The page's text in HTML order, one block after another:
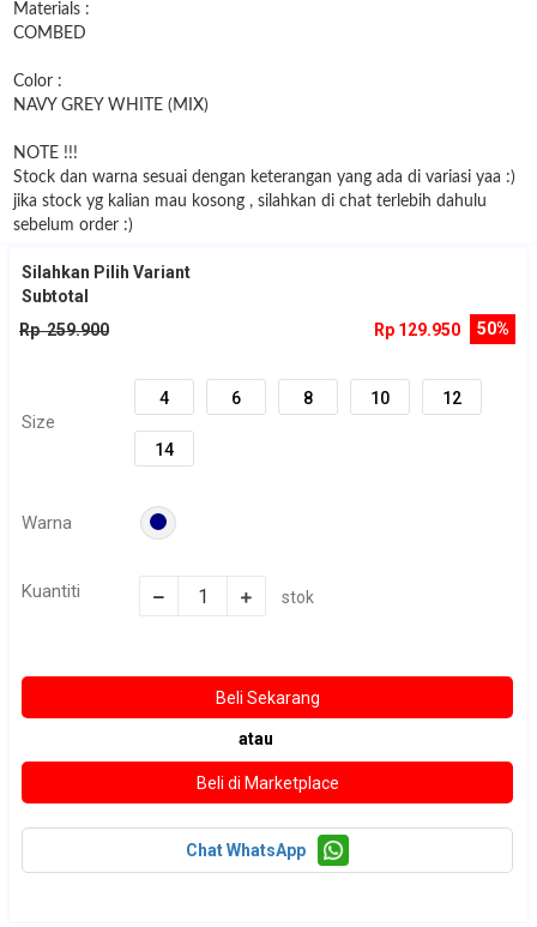
Materials :
COMBED
Color :
NAVY GREY WHITE (MIX)
NOTE !!!
Stock dan warna sesuai dengan keterangan yang ada di variasi yaa :)
jika stock yg kalian mau kosong , silahkan di chat terlebih dahulu
sebelum order :)
Silahkan Pilih Variant
Subtotal
Rp 259.900
50%
Rp 129.950
Size
4 6 8 10 12
14
Warna
Kuantiti stok
atau
Chat WhatsApp